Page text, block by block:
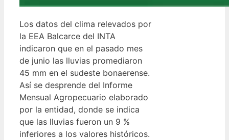
Los datos del clima relevados por
la EEA Balcarce del INTA
indicaron que en el pasado mes
de junio las lluvias promediaron
45 mm en el sudeste bonaerense.
Así se desprende del Informe
Mensual Agropecuario elaborado
por la entidad, donde se indica
que las lluvias fueron un 9 %
inferiores a los valores históricos.